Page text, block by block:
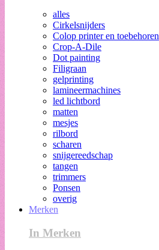
alles
Cirkelsnijders
Colop printer en toebehoren
Crop-A-Dile
Dot painting
Filigraan
gelprinting
lamineermachines
led lichtbord
matten
mesjes
rilbord
scharen
snijgereedschap
tangen
trimmers
Ponsen
overig
Merken
In Merken